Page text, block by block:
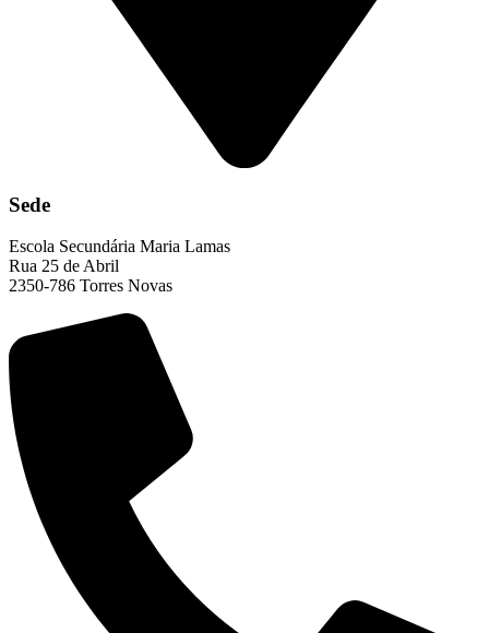
Sede
Escola Secundária Maria Lamas
Rua 25 de Abril
2350-786 Torres Novas